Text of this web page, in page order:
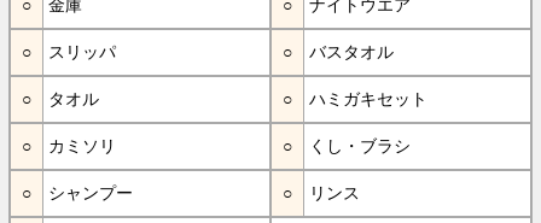
金庫 ナイトウエア
スリッパ バスタオル
タオル ハミガキセット
カミソリ くし・ブラシ
シャンプー リンス